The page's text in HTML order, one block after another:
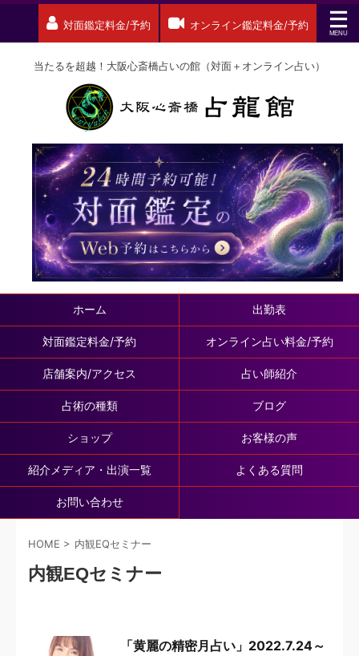
対面鑑定料金/予約 オンライン鑑定料金/予約
当たるを超越！大阪心斎橋占いの館（対面＋オンライン占い）
ホーム 出勤表
対面鑑定料金/予約 オンライン占い料金/予約
店舗案内/アクセス 占い師紹介
占術の種類 ブログ
ショップ お客様の声
紹介メディア・出演一覧 よくある質問
お問い合わせ
HOME > 内観EQセミナー
内観EQセミナー
「黄麗の精密月占い」2022.7.24～